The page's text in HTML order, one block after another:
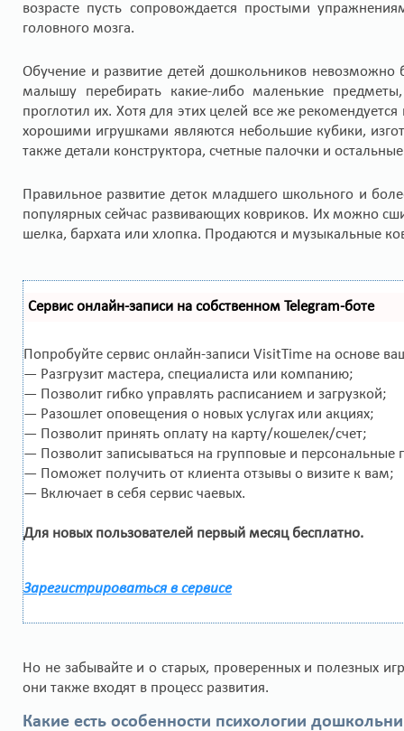
возрасте пусть сопровождается простыми
головного мозга.
Обучение и развитие детей дошкольников
малышу перебирать какие-либо маленькие
проглотил их. Хотя для этих целей все же
хорошими игрушками являются небольшие кубики,
также детали конструктора, счетные палочки и
Правильное развитие деток младшего школьного и
популярных сейчас развивающих ковриков. Их можно
шелка, бархата или хлопка. Продаются и музыкальные
Сервис онлайн-записи на собственном Telegram-боте
Попробуйте сервис онлайн-записи VisitTime на основе
— Разгрузит мастера, специалиста или компанию;
— Позволит гибко управлять расписанием и загрузкой;
— Разошлет оповещения о новых услугах или акциях;
— Позволит принять оплату на карту/кошелек/счет;
— Позволит записываться на групповые и персональные
— Поможет получить от клиента отзывы о визите к вам;
— Включает в себя сервис чаевых.
Для новых пользователей первый месяц бесплатно.
Зарегистрироваться в сервисе
Но не забывайте и о старых, проверенных и полезных
они также входят в процесс развития.
Какие есть особенности психологии